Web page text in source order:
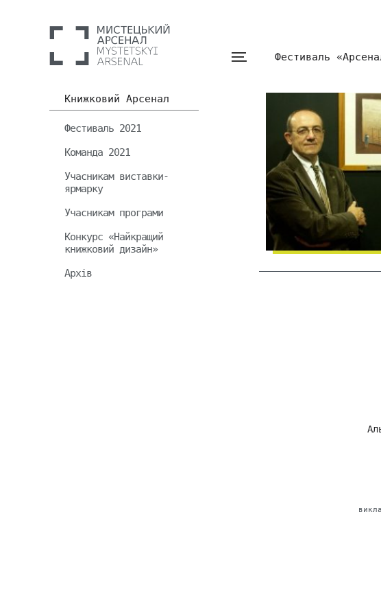
Фестиваль
Книжковий Арсенал
Фестиваль 2021
Команда 2021
Учасникам виставки-
ярмарку
Учасникам програми
Конкурс «Найкращий
книжковий дизайн»
Архів